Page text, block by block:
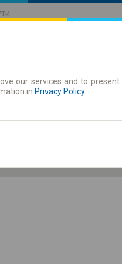
our services and to
in Privacy Policy.